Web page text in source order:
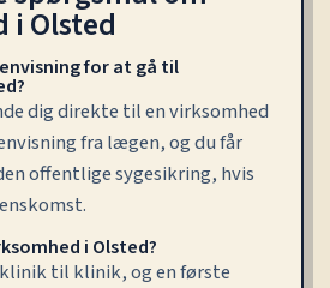
i Olsted
for at gå til
dig direkte til en virksomhed
fra lægen, og du får
offentlige sygesikring, hvis
i Olsted?
til klinik, og en første